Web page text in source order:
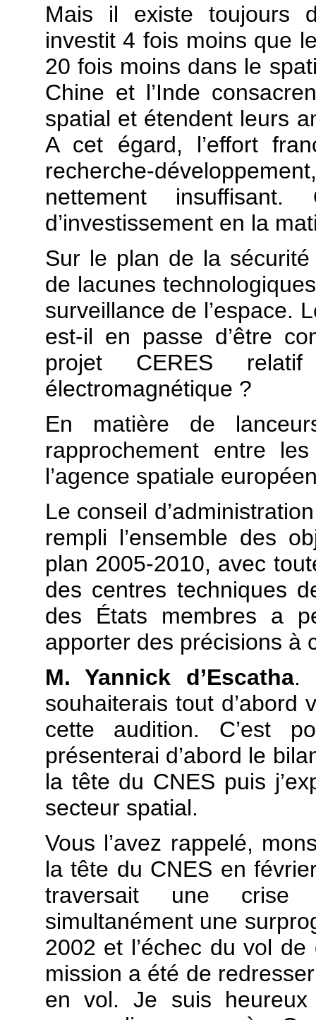
Mais il existe toujours
investit 4 fois moins que
20 fois moins dans le
Chine et l’Inde
spatial et étendent leurs
A cet égard, l’effort
recherche-
nettement
d’investissement en la
Sur le plan de la
de lacunes
surveillance de l’espace.
est-il en passe d’être
projet CERES relatif
électromagnétique ?
En matière de
rapprochement entre
l’agence spatiale
Le conseil
rempli l’ensemble des
plan 2005-2010, avec
des centres techniques
des États membres a
apporter des précisions à
M. Yannick d’Escatha.
souhaiterais tout d’abord
cette audition. C’est
présenterai d’abord le
la tête du CNES puis
secteur spatial.
Vous l’avez rappelé,
la tête du CNES en
traversait une crise
simultanément une
2002 et l’échec du vol
mission a été de
en vol. Je suis